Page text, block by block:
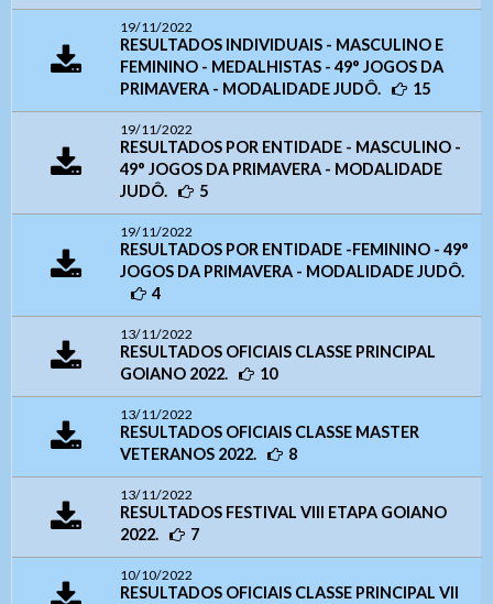
19/11/2022
RESULTADOS INDIVIDUAIS - MASCULINO E
FEMININO - MEDALHISTAS - 49° JOGOS DA
PRIMAVERA - MODALIDADE JUDÔ.
15
19/11/2022
RESULTADOS POR ENTIDADE - MASCULINO -
49° JOGOS DA PRIMAVERA - MODALIDADE
JUDÔ.
5
19/11/2022
RESULTADOS POR ENTIDADE -FEMININO - 49°
JOGOS DA PRIMAVERA - MODALIDADE JUDÔ.
4
13/11/2022
RESULTADOS OFICIAIS CLASSE PRINCIPAL
GOIANO 2022.
10
13/11/2022
RESULTADOS OFICIAIS CLASSE MASTER
VETERANOS 2022.
8
13/11/2022
RESULTADOS FESTIVAL VIII ETAPA GOIANO
2022.
7
10/10/2022
RESULTADOS OFICIAIS CLASSE PRINCIPAL VII
Acessibilidade
Contatos
Ouvidoria Geral
Webmail
Digite apenas o "usuário" sem @dominio!